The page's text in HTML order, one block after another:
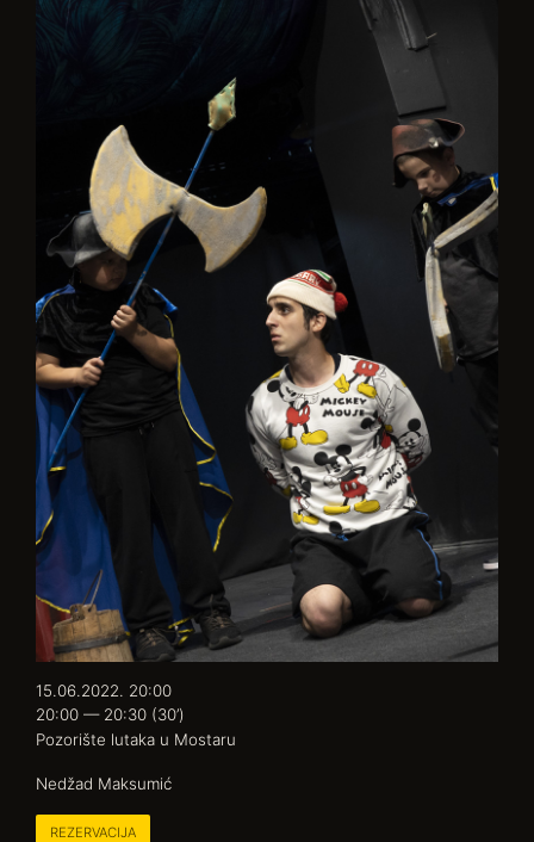
15.06.2022. 20:00
20:00 — 20:30 (30’)
Pozorište lutaka u Mostaru
Nedžad Maksumić
REZERVACIJA